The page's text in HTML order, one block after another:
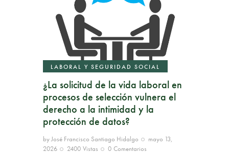
LABORAL Y SEGURIDAD SOCIAL
¿La solicitud de la vida laboral en
procesos de selección vulnera el
derecho a la intimidad y la
protección de datos?
byJosé Francisco Santiago Hidalgo
mayo 13,
2026
2400 Vistas 0 Comentarios